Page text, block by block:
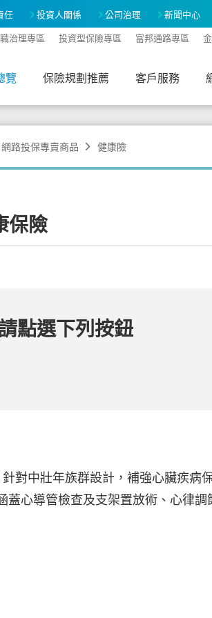
任 投資人關係 公司治理 新聞中心
治理專區 投資型保險專區 富邦通路專區
覽 保險規劃推薦 客戶服務
網路投保專賣商品 健康險
A-
保險
點選下列按鈕
對中壯年族群設計，補強心臟疾病
蓋心導管檢查及支架置放術、心律